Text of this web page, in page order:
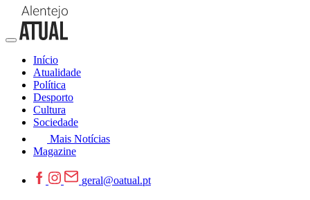
Início
Atualidade
Política
Desporto
Cultura
Sociedade
Mais Notícias
Magazine
geral@oatual.pt